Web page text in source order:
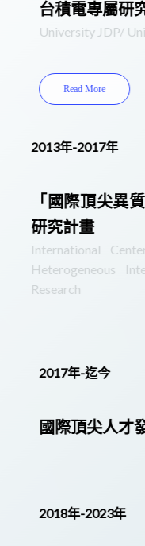
台積電專屬研
University JDP/
Read More
2013年-2017年
「國際頂尖異
研究計畫
International
Heterogeneous
Research
2017年-迄今
國際頂尖人才
2018年-2023年